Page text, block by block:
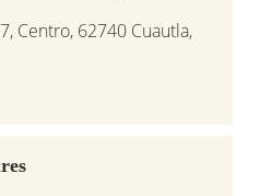
Centro, 62740 Cuautla,